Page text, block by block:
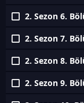
2. Sezon 6.
2. Sezon 7.
2. Sezon 8.
2. Sezon 9.